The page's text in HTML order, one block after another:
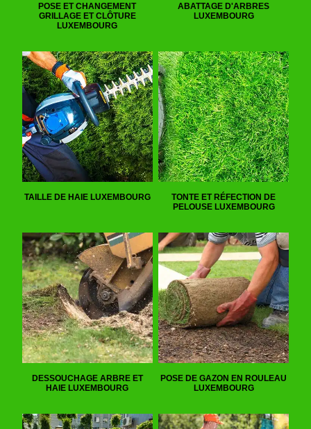
POSE ET CHANGEMENT
GRILLAGE ET CLÔTURE
LUXEMBOURG
ABATTAGE D'ARBRES
LUXEMBOURG
TAILLE DE HAIE LUXEMBOURG
TONTE ET RÉFECTION DE
PELOUSE LUXEMBOURG
DESSOUCHAGE ARBRE ET
HAIE LUXEMBOURG
POSE DE GAZON EN ROULEAU
LUXEMBOURG